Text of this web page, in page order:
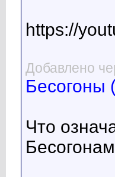
https://
Добавлено
Бесогоны
Что